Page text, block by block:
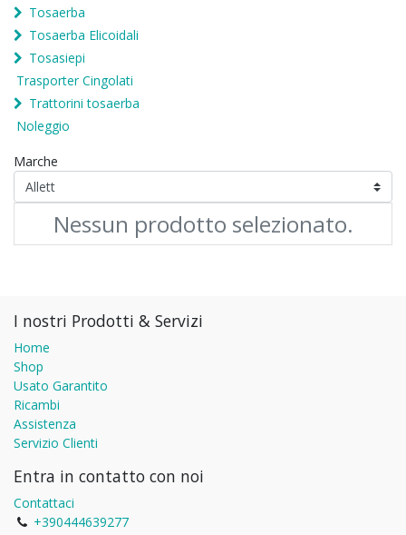
Tosaerba
Tosaerba Elicoidali
Tosasiepi
Trasporter Cingolati
Trattorini tosaerba
Noleggio
Marche
Nessun prodotto selezionato.
I nostri Prodotti & Servizi
Home
Shop
Usato Garantito
Ricambi
Assistenza
Servizio Clienti
Entra in contatto con noi
Contattaci
+390444639277